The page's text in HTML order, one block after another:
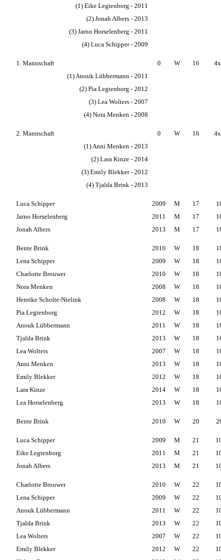
(1) Eike Legtenborg - 2011
(2) Jonah Albers - 2013
(3) Jarno Horselenberg - 2011
(4) Luca Schipper - 2009
1. Mannschaft 0 W 16
(1) Anouk Lübbermann - 2011
(2) Pia Legtenborg - 2012
(3) Lea Wolters - 2007
(4) Nora Menken - 2008
2. Mannschaft 0 W 16
(1) Anni Menken - 2013
(2) Lara Kinze - 2014
(3) Emily Blekker - 2012
(4) Tjalda Brink - 2013
Luca Schipper 2009 M 17
Jarno Horselenberg
2011 M 17
Jonah Albers
2013 M 17
Bente Brink 2010 W 18
Lena Schipper
2009 W 18
Charlotte Brouwer
2010 W 18
Nora Menken
2008 W 18
Henrike Scholte-Nielink
2008 W 18
Pia Legtenborg
2012 W 18
Anouk Lübbermann
2011 W 18
Tjalda Brink
2013 W 18
Lea Wolters
2007 W 18
Anni Menken
2013 W 18
Emily Blekker
2012 W 18
Lara Kinze
2014 W 18
Lea Horselenberg
2013 W 18
Bente Brink 2010 W 20
Luca Schipper 2009 M 21
Eike Legtenborg
2011 M 21
Jonah Albers
2013 M 21
Charlotte Brouwer 2010 W 22
Lena Schipper
2009 W 22
Anouk Lübbermann
2011 W 22
Tjalda Brink
2013 W 22
Lea Wolters
2007 W 22
Emily Blekker
2012 W 22